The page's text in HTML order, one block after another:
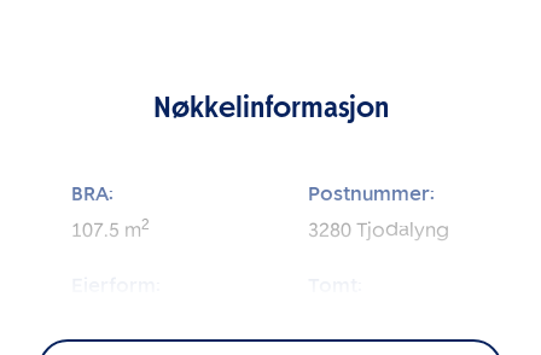
Nøkkelinformasjon
BRA:
107.5 m2
Postnummer:
3280 Tjodalyng